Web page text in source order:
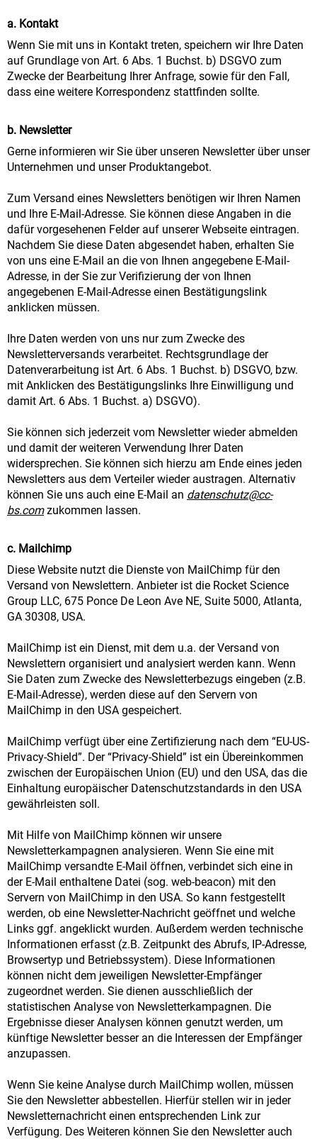
a. Kontakt
Wenn Sie mit uns in Kontakt treten, speichern wir Ihre Daten
auf Grundlage von Art. 6 Abs. 1 Buchst. b) DSGVO zum
Zwecke der Bearbeitung Ihrer Anfrage, sowie für den Fall,
dass eine weitere Korrespondenz stattfinden sollte.
b. Newsletter
Gerne informieren wir Sie über unseren Newsletter über unser
Unternehmen und unser Produktangebot.
Zum Versand eines Newsletters benötigen wir Ihren Namen
und Ihre E-Mail-Adresse. Sie können diese Angaben in die
dafür vorgesehenen Felder auf unserer Webseite eintragen.
Nachdem Sie diese Daten abgesendet haben, erhalten Sie
von uns eine E-Mail an die von Ihnen angegebene E-Mail-
Adresse, in der Sie zur Verifizierung der von Ihnen
angegebenen E-Mail-Adresse einen Bestätigungslink
anklicken müssen.
Ihre Daten werden von uns nur zum Zwecke des
Newsletterversands verarbeitet. Rechtsgrundlage der
Datenverarbeitung ist Art. 6 Abs. 1 Buchst. b) DSGVO, bzw.
mit Anklicken des Bestätigungslinks Ihre Einwilligung und
damit Art. 6 Abs. 1 Buchst. a) DSGVO).
Sie können sich jederzeit vom Newsletter wieder abmelden
und damit der weiteren Verwendung Ihrer Daten
widersprechen. Sie können sich hierzu am Ende eines jeden
Newsletters aus dem Verteiler wieder austragen. Alternativ
können Sie uns auch eine E-Mail an datenschutz@cc-
bs.comzukommen lassen.
c. Mailchimp
Diese Website nutzt die Dienste von MailChimp für den
Versand von Newslettern. Anbieter ist die Rocket Science
Group LLC, 675 Ponce De Leon Ave NE, Suite 5000, Atlanta,
GA 30308, USA.
MailChimp ist ein Dienst, mit dem u.a. der Versand von
Newslettern organisiert und analysiert werden kann. Wenn
Sie Daten zum Zwecke des Newsletterbezugs eingeben (z.B.
E-Mail-Adresse), werden diese auf den Servern von
MailChimp in den USA gespeichert.
MailChimp verfügt über eine Zertifizierung nach dem “EU-US-
Privacy-Shield”. Der “Privacy-Shield” ist ein Übereinkommen
zwischen der Europäischen Union (EU) und den USA, das die
Einhaltung europäischer Datenschutzstandards in den USA
gewährleisten soll.
Mit Hilfe von MailChimp können wir unsere
Newsletterkampagnen analysieren. Wenn Sie eine mit
MailChimp versandte E-Mail öffnen, verbindet sich eine in
der E-Mail enthaltene Datei (sog. web-beacon) mit den
Servern von MailChimp in den USA. So kann festgestellt
werden, ob eine Newsletter-Nachricht geöffnet und welche
Links ggf. angeklickt wurden. Außerdem werden technische
Informationen erfasst (z.B. Zeitpunkt des Abrufs, IP-Adresse,
Browsertyp und Betriebssystem). Diese Informationen
können nicht dem jeweiligen Newsletter-Empfänger
zugeordnet werden. Sie dienen ausschließlich der
statistischen Analyse von Newsletterkampagnen. Die
Ergebnisse dieser Analysen können genutzt werden, um
künftige Newsletter besser an die Interessen der Empfänger
anzupassen.
Wenn Sie keine Analyse durch MailChimp wollen, müssen
Sie den Newsletter abbestellen. Hierfür stellen wir in jeder
Newsletternachricht einen entsprechenden Link zur
Verfügung. Des Weiteren können Sie den Newsletter auch